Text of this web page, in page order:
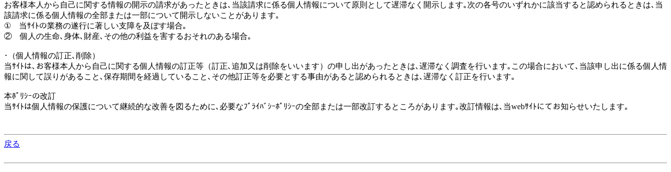
お客様本人から自己に関する情報の開示の請求があったときは､当該請求に係る個人情報について原則として遅滞なく開示します｡次の各号のいずれかに該当すると認められるときは､当
該請求に係る個人情報の全部または一部について開示しないことがあります｡
① 当ｻｲﾄの業務の遂行に著しい支障を及ぼす場合｡
② 個人の生命､身体､財産､その他の利益を害するおそれのある場合｡
･（個人情報の訂正､削除）
当ｻｲﾄは､お客様本人から自己に関する個人情報の訂正等（訂正､追加又は削除をいいます）の申し出があったときは､遅滞なく調査を行います｡この場合において､当該申し出に係る個人情
報に関して誤りがあること､保存期間を経過していること､その他訂正等を必要とする事由があると認められるときは､遅滞なく訂正を行います｡
本ﾎﾟﾘｼｰの改訂
当ｻｲﾄは個人情報の保護について継続的な改善を図るために､必要なﾌﾟﾗｲﾊﾞｼｰﾎﾟﾘｼｰの全部または一部改訂するところがあります｡改訂情報は､当webｻｲﾄにてお知らせいたします｡
戻る